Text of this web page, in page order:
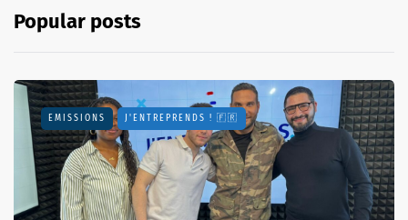
Popular posts
EMISSIONS J'ENTREPRENDS ! 🇫🇷